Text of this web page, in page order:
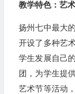
教学特色：艺
扬州七中最大
开设了多种艺
学生发展自己
团，为学生提
艺术节等活动